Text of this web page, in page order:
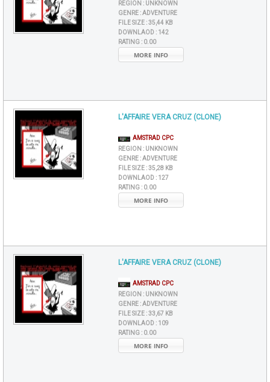
REGION : UNKNOWN
GENRE :ADVENTURE
FILE SIZE :35,44 KB
DOWNLAOD : 142
RATING : 0.00
MORE INFO
L'AFFAIRE VERA CRUZ (CLONE)
AMSTRAD CPC
REGION : UNKNOWN
GENRE :ADVENTURE
FILE SIZE :35,28 KB
DOWNLAOD : 127
RATING : 0.00
MORE INFO
L'AFFAIRE VERA CRUZ (CLONE)
AMSTRAD CPC
REGION : UNKNOWN
GENRE :ADVENTURE
FILE SIZE :33,67 KB
DOWNLAOD : 109
RATING : 0.00
MORE INFO